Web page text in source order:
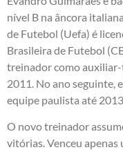
nível B na âncora
de Futebol (Uefa) é
Brasileira de Futebol
treinador como auxiliar-
2011. No ano seguinte,
equipe paulista até 2013.
O novo treinador
vitórias. Venceu